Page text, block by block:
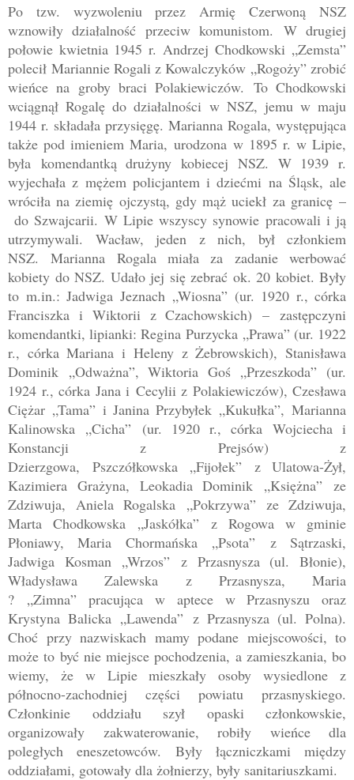
Po tzw. wyzwoleniu przez Armię Czerwoną NSZ
wznowiły działalność przeciw komunistom. W drugiej
połowie kwietnia 1945 r. Andrzej Chodkowski „Zemsta”
polecił Mariannie Rogali z Kowalczyków „Rogoży” zrobić
wieńce na groby braci Polakiewiczów. To Chodkowski
wciągnął Rogalę do działalności w NSZ, jemu w maju
1944 r. składała przysięgę. Marianna Rogala, występująca
także pod imieniem Maria, urodzona w 1895 r. w Lipie,
była komendantką drużyny kobiecej NSZ. W 1939 r.
wyjechała z mężem policjantem i dziećmi na Śląsk, ale
wróciła na ziemię ojczystą, gdy mąż uciekł za granicę –
do Szwajcarii. W Lipie wszyscy synowie pracowali i ją
utrzymywali. Wacław, jeden z nich, był członkiem
NSZ. Marianna Rogala miała za zadanie werbować
kobiety do NSZ. Udało jej się zebrać ok. 20 kobiet. Były
to m.in.: Jadwiga Jeznach „Wiosna” (ur. 1920 r., córka
Franciszka i Wiktorii z Czachowskich)– zastępczyni
komendantki, lipianki: Regina Purzycka „Prawa” (ur. 1922
r., córka Mariana i Heleny z Żebrowskich), Stanisława
Dominik „Odważna”, Wiktoria Goś „Przeszkoda” (ur.
1924 r., córka Jana i Cecylii z Polakiewiczów), Czesława
Ciężar „Tama” i Janina Przybyłek „Kukułka”, Marianna
Kalinowska „Cicha” (ur. 1920 r., córka Wojciecha i
Konstancji z Prejsów) z
Dzierzgowa, Pszczółkowska „Fijołek” z Ulatowa-Żył,
Kazimiera Grażyna, Leokadia Dominik „Księżna” ze
Zdziwuja,Aniela Rogalska „Pokrzywa” ze Zdziwuja,
Marta Chodkowska „Jaskółka” z Rogowa w gminie
Płoniawy, Maria Chormańska „Psota” z Sątrzaski,
Jadwiga Kosman „Wrzos” z Przasnysza (ul. Błonie),
Władysława Zalewska z Przasnysza, Maria
? „Zimna” pracująca w aptece w Przasnyszu oraz
Krystyna Balicka „Lawenda” z Przasnysza (ul. Polna).
Choć przy nazwiskach mamy podane miejscowości, to
może to być nie miejsce pochodzenia, a zamieszkania, bo
wiemy, że w Lipie mieszkały osoby wysiedlone z
północno-zachodniej części powiatu przasnyskiego.
Członkinie oddziału szył opaski członkowskie,
organizowały zakwaterowanie, robiły wieńce dla
poległych eneszetowców. Były łączniczkami między
oddziałami, gotowały dla żołnierzy, były sanitariuszkami.